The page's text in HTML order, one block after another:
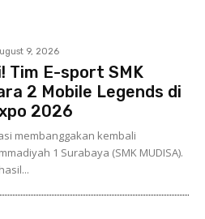
9, 2026
Tim E-sport SMK
2 Mobile Legends di
2026
membanggakan kembali
1 Surabaya (SMK MUDISA).